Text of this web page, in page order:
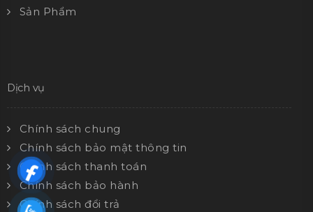
Sản Phẩm
Dịch vụ
Chính sách chung
Chính sách bảo mật thông tin
Chính sách thanh toán
Chính sách bảo hành
Chính sách đổi trả